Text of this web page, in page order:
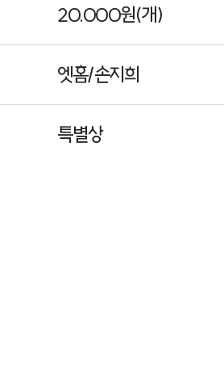
20.000원(개)
엣홈/손지희
특별상